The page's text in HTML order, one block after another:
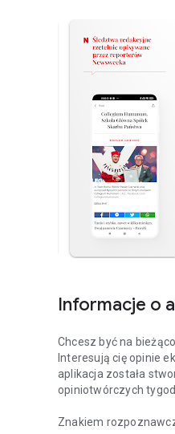
Informacje o
Chcesz być na
Interesują cię opinie
aplikacja została
opiniotwórczych
Znakiem